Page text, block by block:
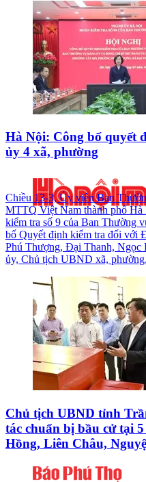
Hà Nội: Công bố quyết
ủy 4 xã, phường
Chiều 13-3, Ủy viên Ban
MTTQ Việt Nam thành phố
kiểm tra số 9 của Ban Thường
bố Quyết định kiểm tra đối với
Phú Thượng, Đại Thanh,
ủy, Chủ tịch UBND xã, phường.
Chủ tịch UBND tỉnh
tác chuẩn bị bầu cử tại
Hồng, Liên Châu,